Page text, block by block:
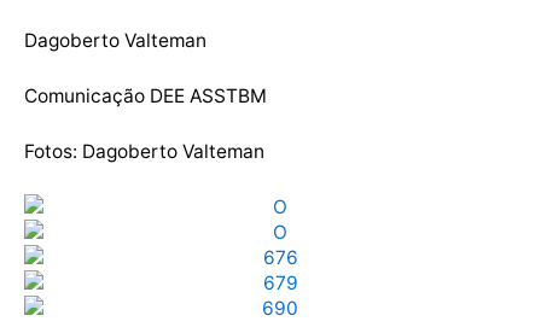
Dagoberto Valteman
Comunicação DEE ASSTBM
Fotos: Dagoberto Valteman